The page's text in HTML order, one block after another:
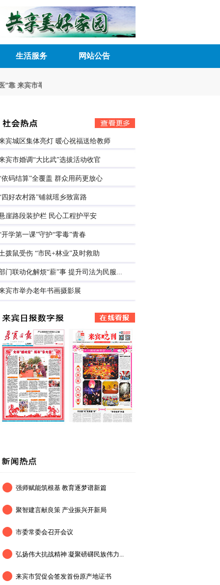
生活服务 网站公告
靠 来宾市举行“中华慈善日”主题宣传暨“慈善一日捐”活动
宾城区集体亮灯 暖心祝福送给教师
宾市婚调“大比武”选拔活动收官
依码结算”全覆盖 群众用药更放心
四好农村路”铺就瑶乡致富路
崖路段装护栏 民心工程护平安
开学第一课”守护“零毒”青春
拨鼠受伤 “市民+林业”及时救助
门联动化解烦“薪”事 提升司法为民服...
宾市举办老年书画摄影展
强师赋能筑根基 教育逐梦谱新篇
聚智建言献良策 产业振兴开新局
市委常委会召开会议
弘扬伟大抗战精神 凝聚磅礴民族伟力...
来宾市贸促会签发首份原产地证书